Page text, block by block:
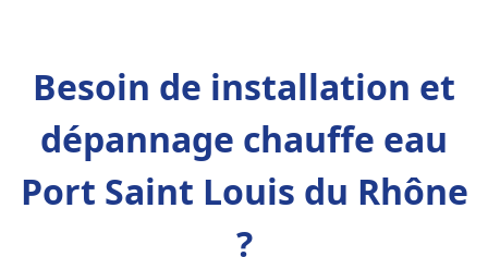
Besoin de installation et
dépannage chauffe eau
Port Saint Louis du Rhône
?